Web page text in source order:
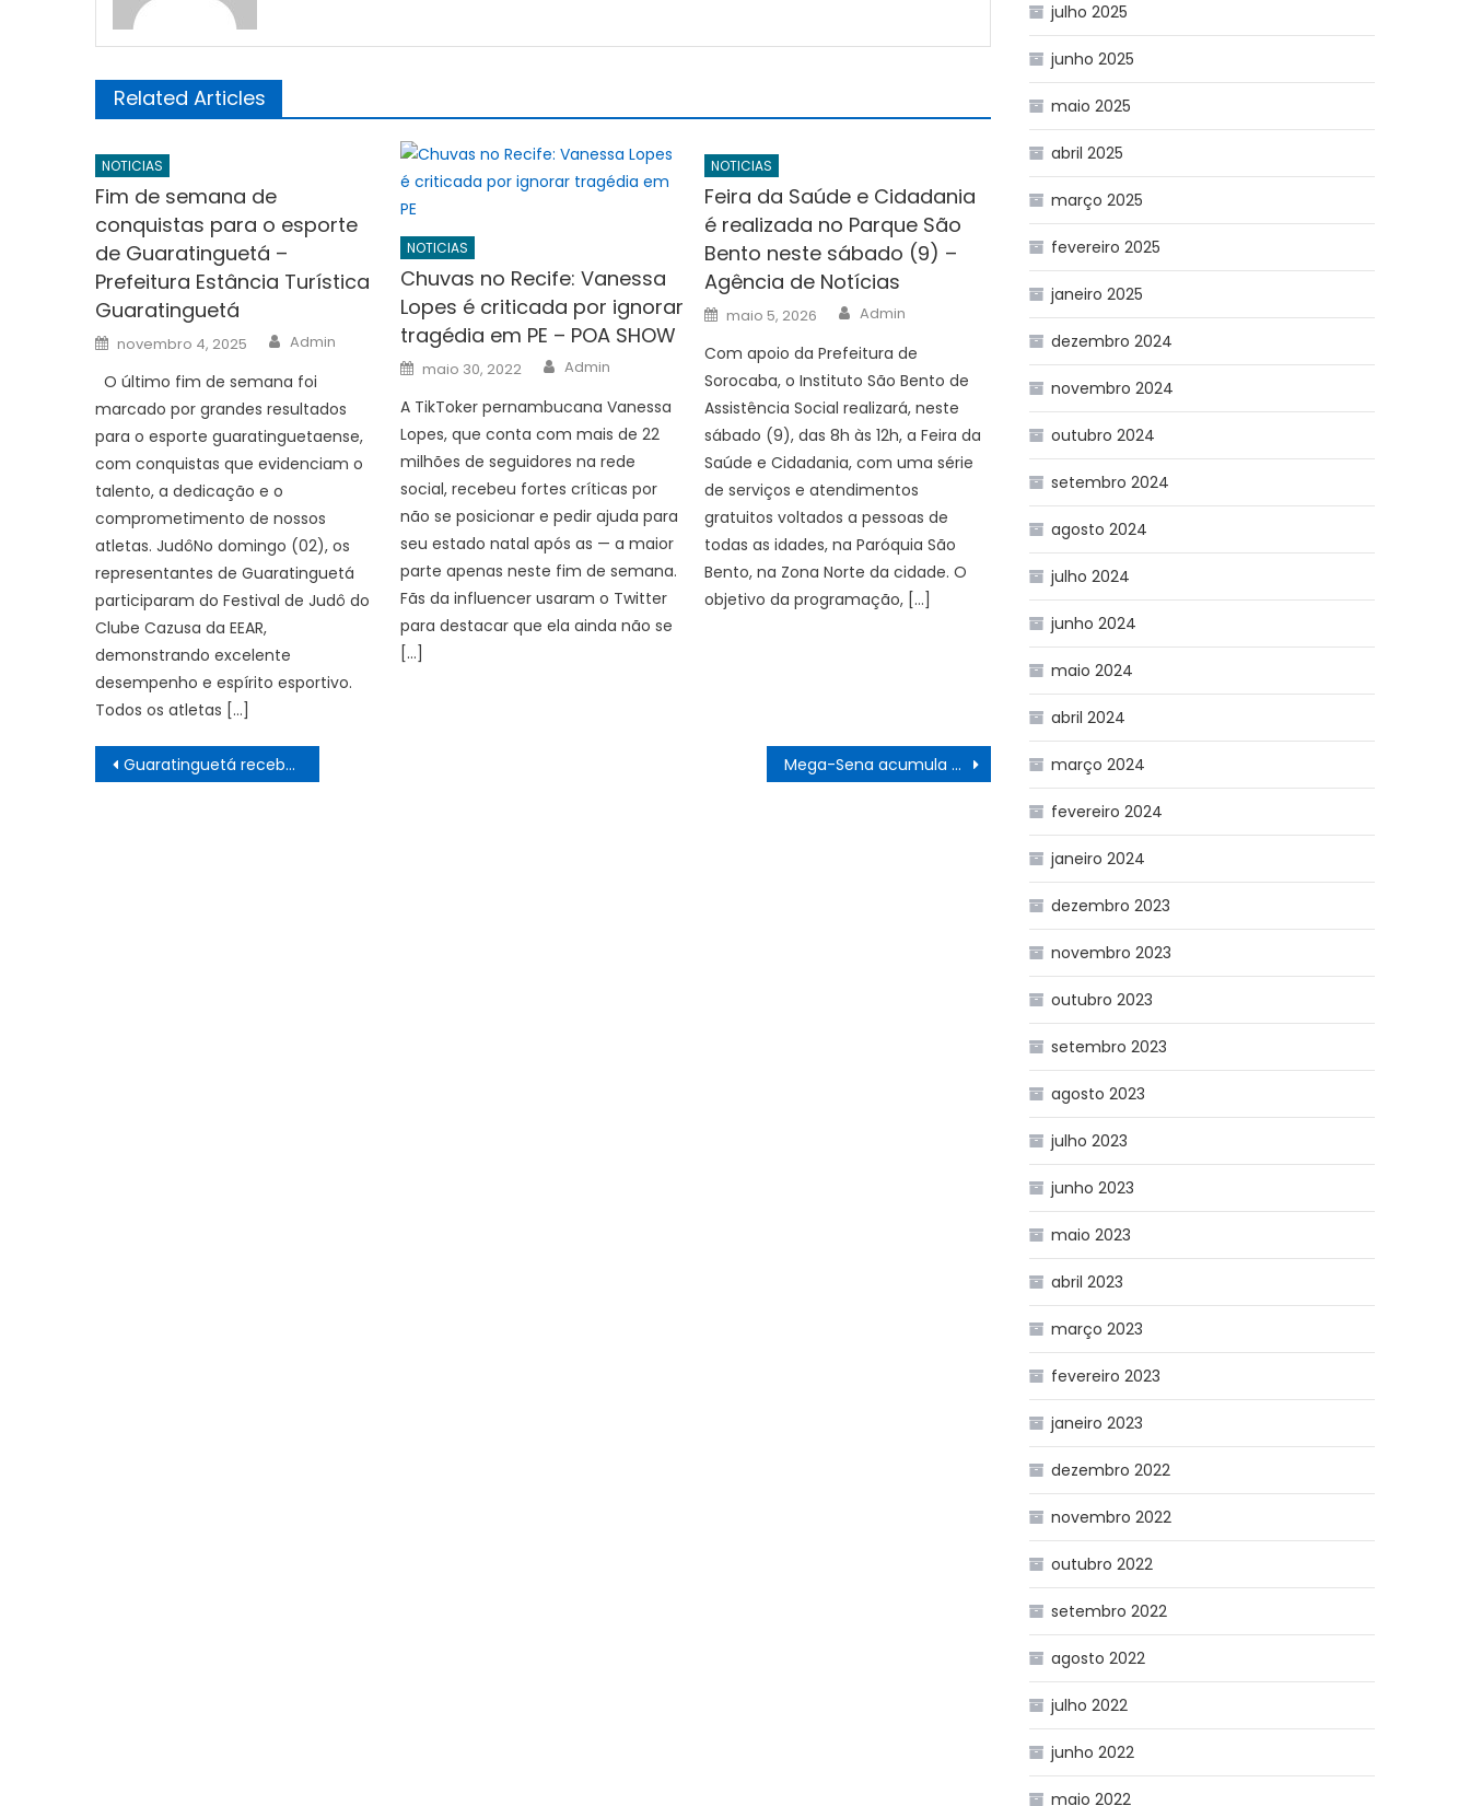
Related Articles
NOTICIAS
Fim de semana de
conquistas para o esporte
de Guaratinguetá –
Prefeitura Estância Turística
Guaratinguetá
Posted
on
novembro 4, 2025 Author
Admin
O último fim de semana foi
marcado por grandes resultados
para o esporte guaratinguetaense,
com conquistas que evidenciam o
talento, a dedicação e o
comprometimento de nossos
atletas. JudôNo domingo (02), os
representantes de Guaratinguetá
participaram do Festival de Judô do
Clube Cazusa da EEAR,
demonstrando excelente
desempenho e espírito esportivo.
Todos os atletas […]
NOTICIAS
Chuvas no Recife: Vanessa
Lopes é criticada por ignorar
tragédia em PE – POA SHOW
Posted
on
maio 30, 2022 Author
Admin
A TikToker pernambucana Vanessa
Lopes, que conta com mais de 22
milhões de seguidores na rede
social, recebeu fortes críticas por
não se posicionar e pedir ajuda para
seu estado natal após as — a maior
parte apenas neste fim de semana.
Fãs da influencer usaram o Twitter
para destacar que ela ainda não se
[…]
NOTICIAS
Feira da Saúde e Cidadania
é realizada no Parque São
Bento neste sábado (9) –
Agência de Notícias
Posted
on
maio 5, 2026 Author
Admin
Com apoio da Prefeitura de
Sorocaba, o Instituto São Bento de
Assistência Social realizará, neste
sábado (9), das 8h às 12h, a Feira da
Saúde e Cidadania, com uma série
de serviços e atendimentos
gratuitos voltados a pessoas de
todas as idades, na Paróquia São
Bento, na Zona Norte da cidade. O
objetivo da programação, […]
Navegação
de
Guaratinguetá recebe os Jogos Locais de Tênis de Mesa das Olimpíadas Especiais Brasil. – Prefeitura Estância Turística Guaratinguetá Mega-Sena acumula novamente e prêmio principal vai para R$ 60 milhões
julho 2025
junho 2025
maio 2025
abril 2025
março 2025
fevereiro 2025
janeiro 2025
dezembro 2024
novembro 2024
outubro 2024
setembro 2024
agosto 2024
julho 2024
junho 2024
maio 2024
abril 2024
março 2024
fevereiro 2024
janeiro 2024
dezembro 2023
novembro 2023
outubro 2023
setembro 2023
agosto 2023
julho 2023
junho 2023
maio 2023
abril 2023
março 2023
fevereiro 2023
janeiro 2023
dezembro 2022
novembro 2022
outubro 2022
setembro 2022
agosto 2022
julho 2022
junho 2022
maio 2022